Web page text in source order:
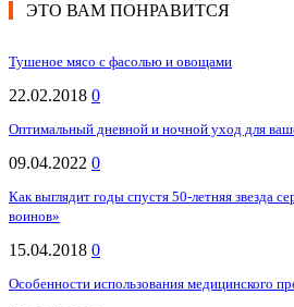
ЭТО ВАМ ПОНРАВИТСЯ
Тушеное мясо с фасолью и овощами
22.02.2018 0
Оптимальный дневной и ночной уход для
09.04.2022 0
Как выглядит годы спустя 50-летняя звезда
воинов»
15.04.2018 0
Особенности использования медицинского